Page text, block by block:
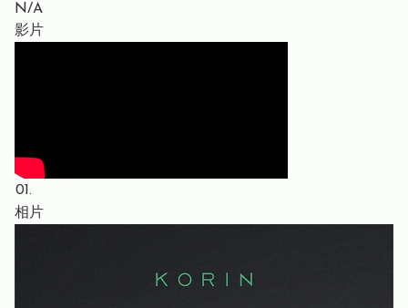
N/A
影片
01.
相片